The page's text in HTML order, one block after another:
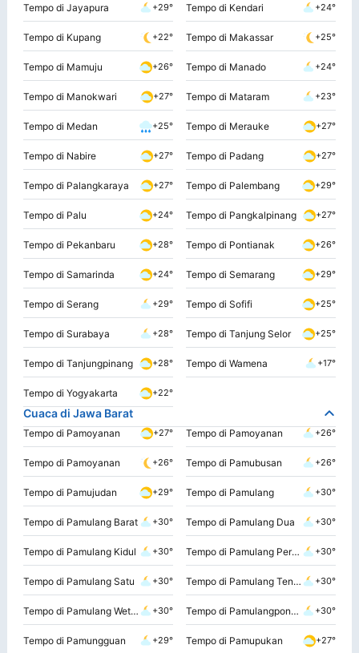
Tempo di Jayapura +29° Tempo di Kendari +24°
Tempo di Kupang +22° Tempo di Makassar +25°
Tempo di Mamuju +26° Tempo di Manado +24°
Tempo di Manokwari +27° Tempo di Mataram +23°
Tempo di Medan +25° Tempo di Merauke +27°
Tempo di Nabire +27° Tempo di Padang +27°
Tempo di Palangkaraya +27° Tempo di Palembang +29°
Tempo di Palu +24° Tempo di Pangkalpinang +27°
Tempo di Pekanbaru +28° Tempo di Pontianak +26°
Tempo di Samarinda +24° Tempo di Semarang +29°
Tempo di Serang +29° Tempo di Sofifi +25°
Tempo di Surabaya +28° Tempo di Tanjung Selor +25°
Tempo di Tanjungpinang +28° Tempo di Wamena +17°
Tempo di Yogyakarta +22°
Cuaca di Jawa Barat
Tempo di Pamoyanan +27° Tempo di Pamoyanan +26°
Tempo di Pamoyanan +26° Tempo di Pamubusan +26°
Tempo di Pamujudan +29° Tempo di Pamulang +30°
Tempo di Pamulang Barat +30° Tempo di Pamulang Dua +30°
Tempo di Pamulang Kidul +30° Tempo di Pamulang Permai +30°
Tempo di Pamulang Satu +30° Tempo di Pamulang Tengah +30°
Tempo di Pamulang Wetan +30° Tempo di Pamulangponcol +30°
Tempo di Pamungguan +29° Tempo di Pamupukan +27°